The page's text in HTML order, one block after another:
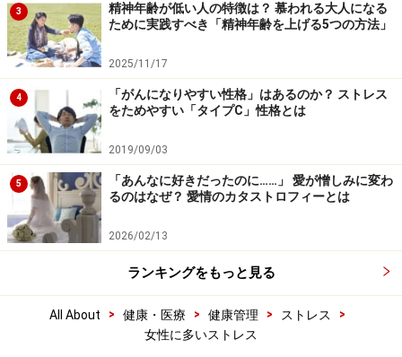
3
精神年齢が低い人の特徴は？ 慕われる大人になる
ために実践すべき「精神年齢を上げる5つの方法」
2025/11/17
4
「がんになりやすい性格」はあるのか？ ストレス
をためやすい「タイプC」性格とは
2019/09/03
5
「あんなに好きだったのに……」 愛が憎しみに変わ
るのはなぜ？ 愛情のカタストロフィーとは
2026/02/13
ランキングをもっと見る
All About > 健康・医療 > 健康管理 > ストレス
>
女性に多いストレス